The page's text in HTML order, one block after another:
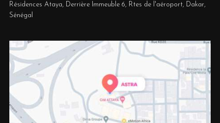
Résidences Ataya, Derrière Immeuble 6, Rtes de l'aéroport, Dakar,
Sénégal